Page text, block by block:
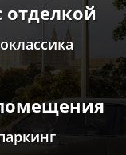
отделкой